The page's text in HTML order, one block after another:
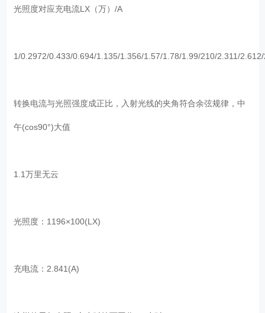
光照度对应充电流LX（万）/A
1/0.2972/0.433/0.694/1.135/1.356/1.57/1.78/1.99/210/2.311/
转换电流与光照强度成正比，入射光线的夹角符合余弦规律，中
午(cos90°)大值
1.1万里无云
光照度：1196×100(LX)
充电流：2.841(A)